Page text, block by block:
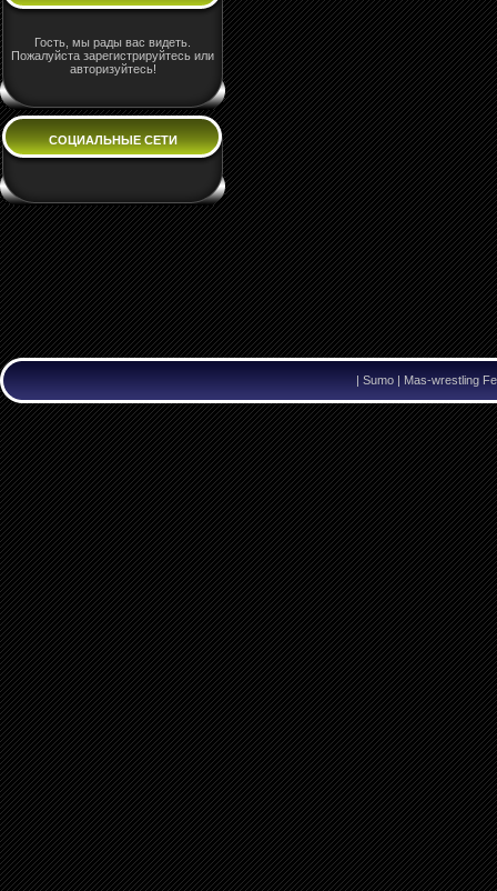
Гость, мы рады вас видеть.
Пожалуйста зарегистрируйтесь или
авторизуйтесь!
СОЦИАЛЬНЫЕ СЕТИ
| Sumo | Mas-wrestling